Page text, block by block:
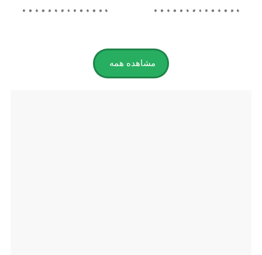
مشاهده همه